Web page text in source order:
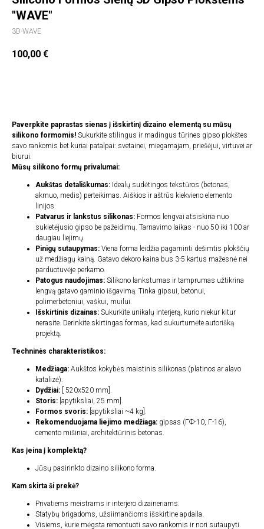
"WAVE"
3D-WAVE
100,00 €
Paverpkite paprastas sienas į išskirtinį dizaino elementą su mūsų
silikono formomis! Sukurkite stilingus ir madingus tūrines gipso plokštes
savo rankomis bet kuriai patalpai: svetainei, miegamajam, priešėjui, virtuvei ar
biurui.
Mūsų silikono formų privalumai:
Aukštas detališkumas: Idealų sudėtingos tekstūros (betonas,
akmuo, medis) perteikimas. Aiškios ir aštrūs kiekvieno elemento
linijos.
Patvarus ir lankstus silikonas: Formos lengvai atsiskiria nuo
sukietėjusio gipso be pažeidimų. Tarnavimo laikas - nuo 50 iki 100 ar
daugiau liejimų.
Pinigų sutaupymas: Viena forma leidžia pagaminti dešimtis plokščių
už medžiagų kainą. Gatavo dekoro kaina bus 3-5 kartus mažesnė nei
parduotuvėje perkamo.
Patogus naudojimas: Silikono lankstumas ir tamprumas užtikrina
lengvą gatavo gaminio išgavimą. Tinka gipsui, betonui,
polimerbetoniui, vaškui, muilui.
Išskirtinis dizainas: Sukurkite unikalų interjerą, kurio niekur kitur
nerasite. Derinkite skirtingas formas, kad sukurtumėte autorišką
projektą.
Techninės charakteristikos:
Medžiaga: Aukštos kokybės maistinis silikonas (platinos ar alavo
katalizė).
Dydžiai: [ 520x520 mm].
Storis: [apytiksliai, 25 mm].
Formos svoris: [apytiksliai ~4 kg].
Rekomenduojama liejimo medžiaga: gipsas (ГФ-10, Г-16),
cemento mišiniai, architektūrinis betonas.
Kas įeina į komplektą?
Jūsų pasirinkto dizaino silikono forma.
Kam skirta ši prekė?
Privatiems meistrams ir interjero dizaineriams.
Statybų brigadoms, užsiimančioms išskirtine apdaila.
Visiems, kurie mėgsta remontuoti savo rankomis ir nori sutaupyti.